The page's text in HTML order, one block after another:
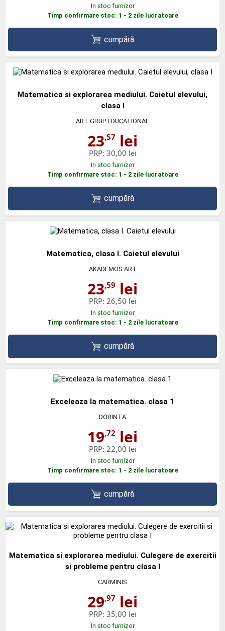
In stoc furnizor
Timp confirmare stoc: 1 - 2 zile lucratoare
cumpără
Matematica si explorarea mediului. Caietul elevului,
clasa I
ART GRUP EDUCATIONAL
23,57 lei
PRP: 30,00 lei
In stoc furnizor
Timp confirmare stoc: 1 - 2 zile lucratoare
cumpără
Matematica, clasa I. Caietul elevului
AKADEMOS ART
23,59 lei
PRP: 26,50 lei
In stoc furnizor
Timp confirmare stoc: 1 - 2 zile lucratoare
cumpără
Exceleaza la matematica. clasa 1
DORINTA
19,72 lei
PRP: 22,00 lei
In stoc furnizor
Timp confirmare stoc: 1 - 2 zile lucratoare
cumpără
Matematica si explorarea mediului. Culegere de exercitii
si probleme pentru clasa I
CARMINIS
29,97 lei
PRP: 35,00 lei
In stoc furnizor